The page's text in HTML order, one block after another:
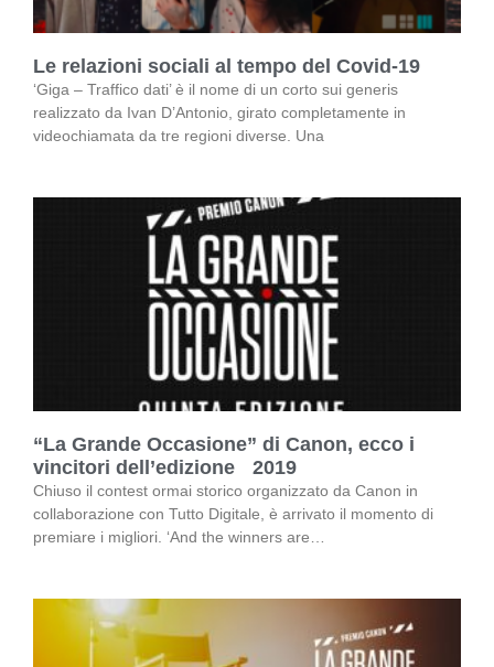
Le relazioni sociali al tempo del Covid-19
‘Giga – Traffico dati’ è il nome di un corto sui generis
realizzato da Ivan D’Antonio, girato completamente in
videochiamata da tre regioni diverse. Una
“La Grande Occasione” di Canon, ecco i
vincitori dell’edizione 2019
Chiuso il contest ormai storico organizzato da Canon in
collaborazione con Tutto Digitale, è arrivato il momento di
premiare i migliori. ‘And the winners are…